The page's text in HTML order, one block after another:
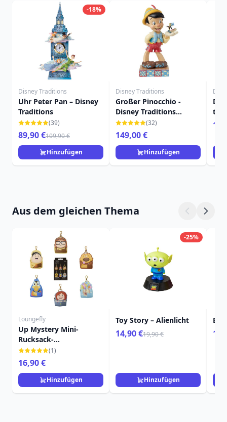
-18%
Disney Traditions
Uhr Peter Pan – Disney
Traditions
(39)
89,90 €109,90 €
Hinzufügen
Disney Traditions
Großer Pinocchio -
Disney Traditions
Pinocchio(32)
149,00 €
Hinzufügen
Aus dem gleichen Thema
Loungefly
Up Mystery Mini-
Rucksack-
Schlüsselanhänger -
Disney-Pixar Loungefly
(1)
16,90 €
Hinzufügen
-25%
Toy Story – Alienlicht
14,90 €19,90 €
Hinzufügen